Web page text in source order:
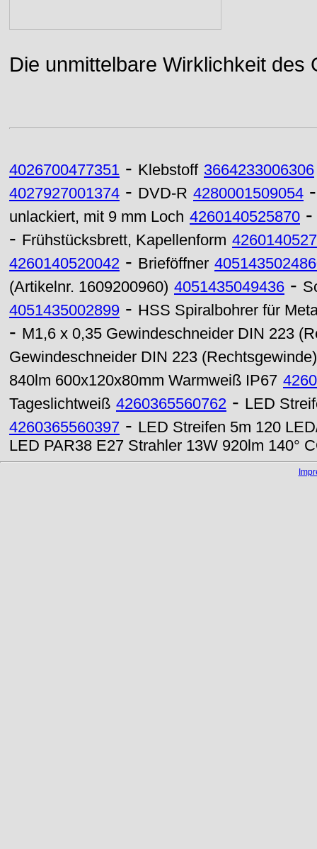
Die unmittelbare Wirklichkeit des
4026700477351 - Klebstoff 3664233006306
4027927001374 - DVD-R 4280001509054
unlackiert, mit 9 mm Loch 4260140525870
- Frühstücksbrett, Kapellenform
4260140520042 - Brieföffner
(Artikelnr. 1609200960) 4051435049436 -
4051435002899 - HSS Spiralbohrer für
- M1,6 x 0,35 Gewindeschneider DIN 223
Gewindeschneider DIN 223 (Rechtsgewinde)
840lm 600x120x80mm Warmweiß IP67
Tageslichtweiß 4260365560762 - LED
4260365560397 - LED Streifen 5m 120
LED PAR38 E27 Strahler 13W 920lm 140°